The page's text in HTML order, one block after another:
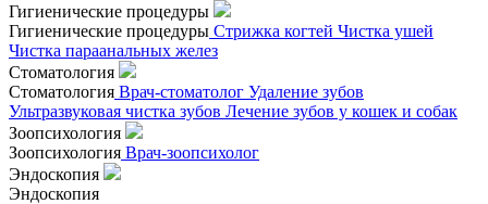
Гигиенические процедуры
Гигиенические процедуры Стрижка когтей Чистка ушей
Чистка параанальных желез
Стоматология
Стоматология Врач-стоматолог Удаление зубов
Ультразвуковая чистка зубов Лечение зубов у кошек и собак
Зоопсихология
Зоопсихология Врач-зоопсихолог
Эндоскопия
Эндоскопия